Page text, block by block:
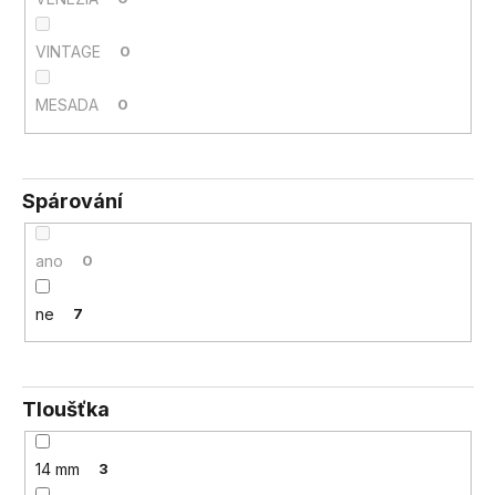
VINTAGE 0
MESADA 0
Spárování
ano 0
ne 7
Tloušťka
14 mm 3